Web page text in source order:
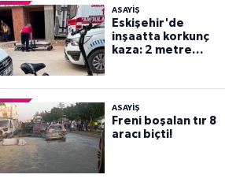
ASAYİŞ
Eskişehir'de
inşaatta korkunç
kaza: 2 metre
ASAYİŞ
Freni boşalan tır 8
aracı biçti!